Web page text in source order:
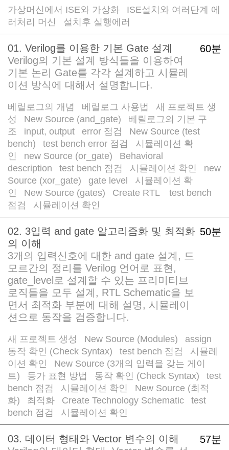
가상머신에서 ISE와 가상화
ISE설치와 여러단계 에
러처리 머신
설치후 실행에러
60분
01. Verilog를 이용한 기본 Gate 설계
Verilog의 기본 설계 방식들을 이용하여
기본 논리 Gate를 각각 설계하고 시뮬레
이션 방식에 대해서 설명합니다.
베릴로그의 개념 베릴로그 사용법
새 프로젝트 생
성
New Source (and_gate)
베릴로그의 기본 구
조
input, output error 점검
New Source (test
bench)
test bench error 점검
시뮬레이션 확
인
new Source (or_gate)
Behavioral
description
test bench 점검 시뮬레이션 확인
new
Source (xor_gate)
gate level
시뮬레이션 확
인
New Source (gates) Create RTL
test bench
점검
시뮬레이션 확인
50분
02. 3입력 and gate 알고리즘화 및 최적화
의 이해
3개의 입력신호에 대한 and gate 설계, 드
모르간의 정리를 Verilog 언어로 표현,
gate_level로 설계할 수 있는 프리미티브
로직들을 모두 설계, RTL Schematic을 보
면서 최적화 부분에 대해 설명, 시뮬레이
션으로 동작을 검증합니다.
새 프로젝트 생성 New Source (Modules) assign
동작 확인 (Check Syntax) test bench 점검
시뮬레
이션 확인
New Source (3개의 입력을 갖는 게이
트)
등가 표현 방법 동작 확인 (Check Syntax)
test
bench 점검
시뮬레이션 확인
New Source (최적
화)
최적화 Create Technology Schematic
test
bench 점검
시뮬레이션 확인
57분
03. 데이터 형태와 Vector 변수의 이해